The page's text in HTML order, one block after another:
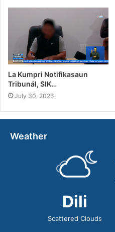
La Kumpri Notifikasaun
Tribunál, SIK…
July 30, 2026
Weather
Dili
Scattered Clouds